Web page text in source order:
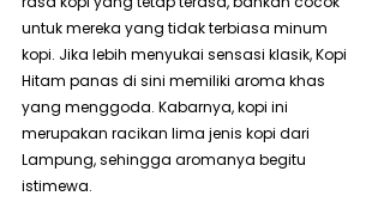
untuk mereka yang tidak terbiasa minum
kopi. Jika lebih menyukai sensasi klasik, Kopi
Hitam panas di sini memiliki aroma khas
yang menggoda. Kabarnya, kopi ini
merupakan racikan lima jenis kopi dari
Lampung, sehingga aromanya begitu
istimewa.